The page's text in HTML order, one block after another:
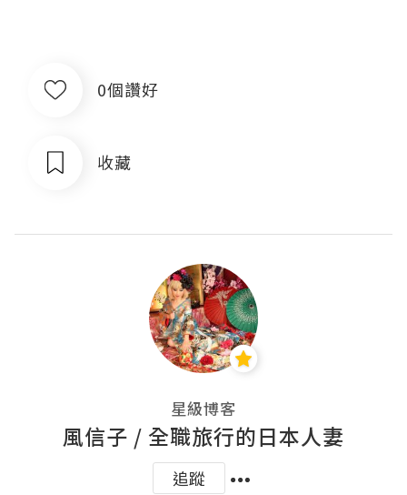
0個讚好
收藏
星級博客
風信子 / 全職旅行的日本人妻
追蹤